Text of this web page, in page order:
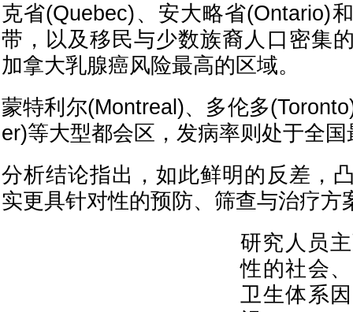
克省(Quebec)、安大略省(Ontario)
带，以及移民与少数族裔人口密集
加拿大乳腺癌风险最高的区域。
蒙特利尔(Montreal)、多伦多
er)等大型都会区，发病率则处于全
分析结论指出，如此鲜明的反差，
实更具针对性的预防、筛查与治疗方
研究人员
性的社会
卫生体系